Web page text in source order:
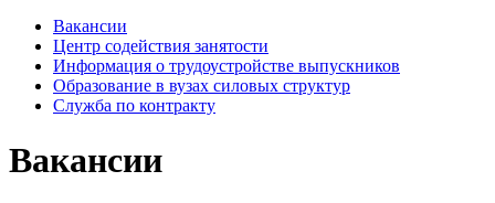
Вакансии
Центр содействия занятости
Информация о трудоустройстве выпускников
Образование в вузах силовых структур
Служба по контракту
Вакансии